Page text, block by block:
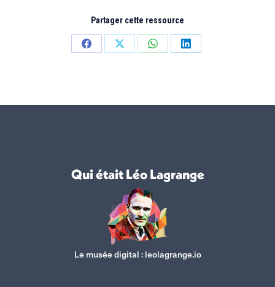
Partager cette ressource
PartagerPartagerPartagerPartager
Qui était Léo Lagrange
Le musée digital :leolagrange.io